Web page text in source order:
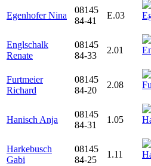
Egenhofer Nina
08145
84-41
E.03
Englschalk
Renate
08145
84-33
2.01
Furtmeier
Richard
08145
84-20
2.08
Hanisch Anja
08145
84-31
1.05
Harkebusch
Gabi
08145
84-25
1.11